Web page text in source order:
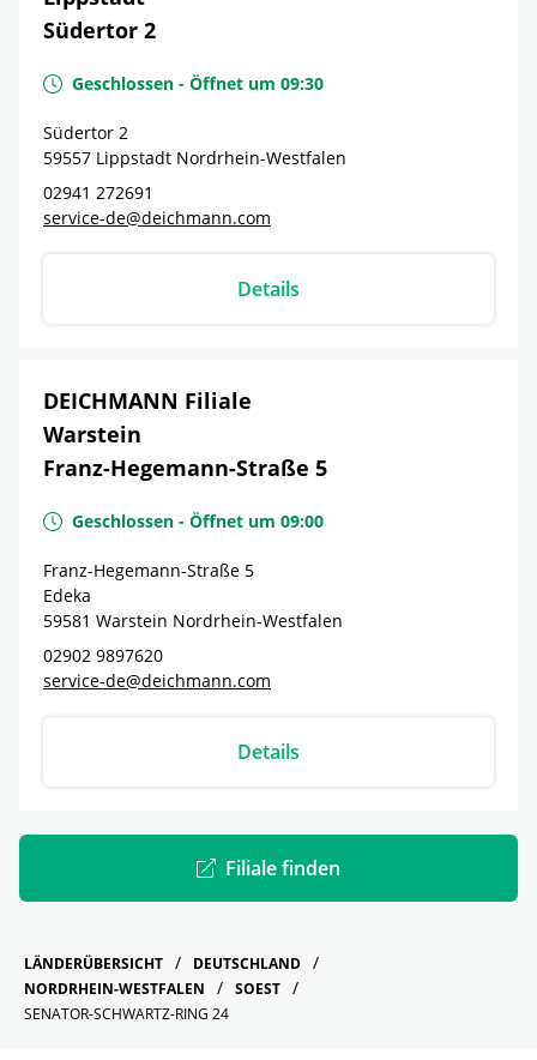
Südertor 2
Geschlossen - Öffnet um 09:30
Südertor 2
59557 Lippstadt Nordrhein-Westfalen
02941 272691
service-de@deichmann.com
Details
DEICHMANN Filiale
Warstein
Franz-Hegemann-Straße 5
Geschlossen - Öffnet um 09:00
Franz-Hegemann-Straße 5
Edeka
59581 Warstein Nordrhein-Westfalen
02902 9897620
service-de@deichmann.com
Details
Filiale finden
LÄNDERÜBERSICHT
DEUTSCHLAND
NORDRHEIN-WESTFALEN
SOEST
SENATOR-SCHWARTZ-RING 24